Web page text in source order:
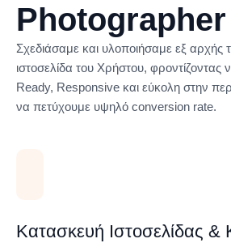
Photographer
Σχεδιάσαμε και υλοποιήσαμε εξ αρχής
ιστοσελίδα του Χρήστου, φροντίζοντας
Ready, Responsive και εύκολη στην
να πετύχουμε υψηλό conversion rate.
Κατασκευή Ιστοσελίδας &